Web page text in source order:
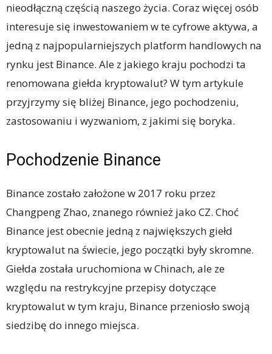
nieodłączną częścią naszego życia. Coraz więcej osób
interesuje się inwestowaniem w te cyfrowe aktywa, a
jedną z najpopularniejszych platform handlowych na
rynku jest Binance. Ale z jakiego kraju pochodzi ta
renomowana giełda kryptowalut? W tym artykule
przyjrzymy się bliżej Binance, jego pochodzeniu,
zastosowaniu i wyzwaniom, z jakimi się boryka.
Pochodzenie Binance
Binance zostało założone w 2017 roku przez
Changpeng Zhao, znanego również jako CZ. Choć
Binance jest obecnie jedną z największych giełd
kryptowalut na świecie, jego początki były skromne.
Giełda została uruchomiona w Chinach, ale ze
względu na restrykcyjne przepisy dotyczące
kryptowalut w tym kraju, Binance przeniosło swoją
siedzibę do innego miejsca.